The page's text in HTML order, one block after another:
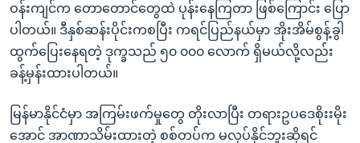
ဝန်းကျင်က တောတောင်တွေထဲ ပုန်းနေကြတာ ဖြစ်ကြောင်း ပြော
ပါတယ်။ ဒီနှစ်ဆန်းပိုင်းကစပြီး ကရင်ပြည်နယ်မှာ အိုးအိမ်စွန့်ခွါ
ထွက်ပြေးနေရတဲ့ ဒုက္ခသည် ၅၀ ၀၀၀ လောက် ရှိမယ်လို့လည်း
ခန့်မှန်းထားပါတယ်။
မြန်မာနိုင်ငံမှာ အကြမ်းဖက်မှုတွေ တိုးလာပြီး တရားဥပဒေစိုးးမိုး
အောင် အာဏာသိမ်းထားတဲ့ စစ်တပ်က မလုပ်နိုင်ဘူးဆိုရင်